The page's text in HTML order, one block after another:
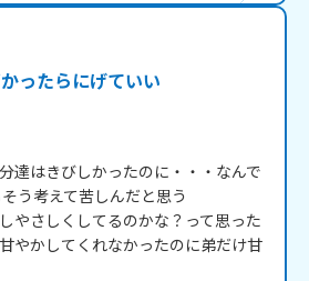
ったらにげていい
達はきびしかったのに・・・なんで
う考えて苦しんだと思う
やさしくしてるのかな？って思った
やかしてくれなかったのに弟だけ甘